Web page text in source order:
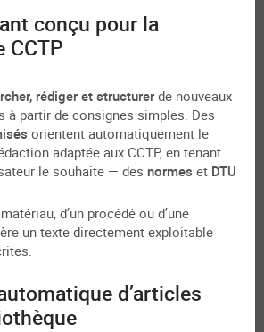
conçu pour la
CCTP
rédiger et structurer de nouveaux
à partir de consignes simples. Des
orientent automatiquement le
adaptée aux CCTP, en tenant
le souhaite — des normes et DTU
d’un procédé ou d’une
un texte directement exploitable
d’articles